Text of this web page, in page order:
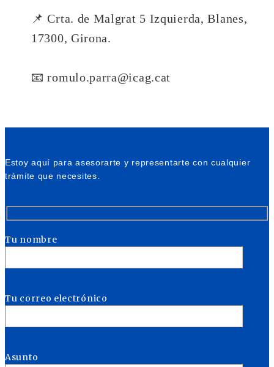
📌 Crta. de Malgrat 5 Izquierda, Blanes,
17300, Girona.
📧 romulo.parra@icag.cat
Estoy aquí para asesorarte y representarte con cualquier
trámite que necesites.
Tu nombre
Tu correo electrónico
Asunto